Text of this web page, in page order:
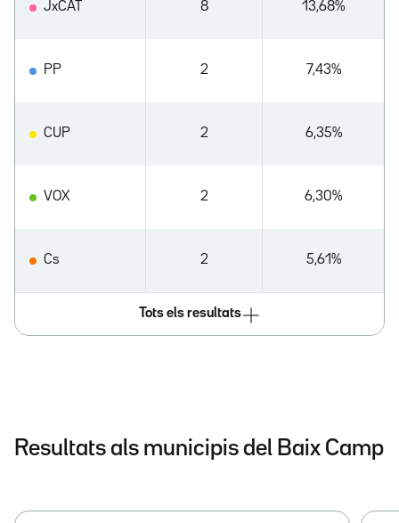
JxCAT 8 13,68%
PP 2 7,43%
CUP 2 6,35%
VOX 2 6,30%
Cs 2 5,61%
Tots els resultats
Resultats als municipis del Baix Camp